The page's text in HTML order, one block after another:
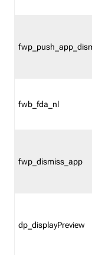
fwb_fda_nl
fwp_dismiss_app
dp_displayPreview